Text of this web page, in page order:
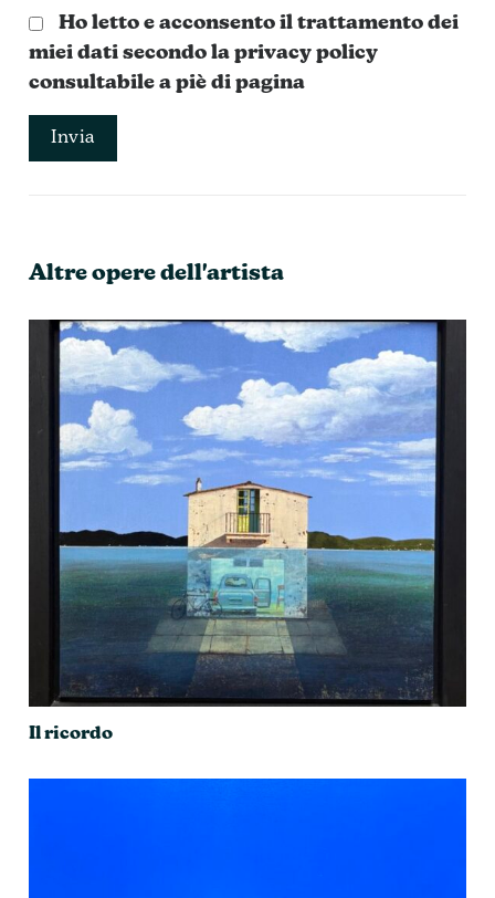
Ho letto e acconsento il trattamento dei
miei dati secondo la privacy policy
consultabile a piè di pagina
Altre opere dell'artista
Il ricordo